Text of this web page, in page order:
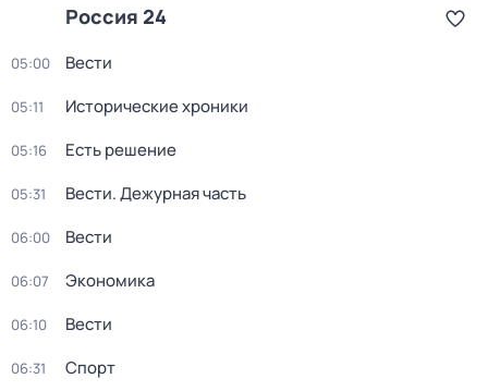
Россия 24
05:00 Вести
05:11 Исторические хроники
05:16 Есть решение
05:31 Вести. Дежурная часть
06:00 Вести
06:07 Экономика
06:10 Вести
06:31 Спорт